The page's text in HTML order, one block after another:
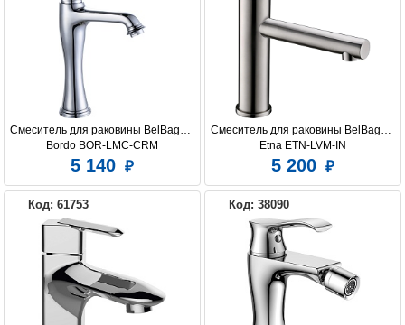
Смеситель для раковины BelBagno
Bordo BOR-LMC-CRM
5 140
Смеситель для раковины BelBagno
Etna ETN-LVM-IN
5 200
Код: 61753 Код: 38090